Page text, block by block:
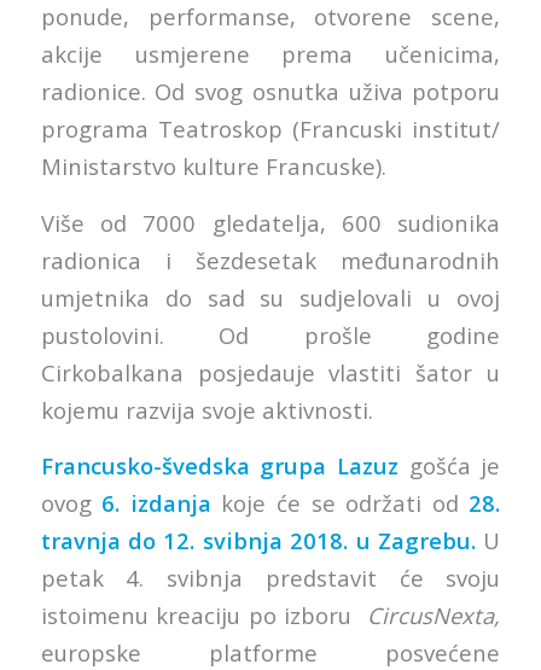
ponude, performanse, otvorene scene,
akcije usmjerene prema učenicima,
radionice. Od svog osnutka uživa potporu
programa Teatroskop (Francuski institut/
Ministarstvo kulture Francuske).
Više od 7000 gledatelja, 600 sudionika
radionica i šezdesetak međunarodnih
umjetnika do sad su sudjelovali u ovoj
pustolovini. Od prošle godine
Cirkobalkana posjedauje vlastiti šator u
kojemu razvija svoje aktivnosti.
Francusko-švedska grupa Lazuz gošća je
ovog 6. izdanja koje će se održati od 28.
travnja do 12. svibnja 2018. u Zagrebu. U
petak 4. svibnja predstavit će svoju
istoimenu kreaciju po izboru CircusNexta,
europske platforme posvećene